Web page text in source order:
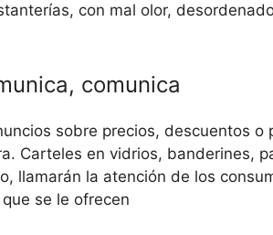
con mal olor,
comunica
sobre precios, descuentos
Carteles en vidrios, banderines,
llamarán la atención de los
se le ofrecen